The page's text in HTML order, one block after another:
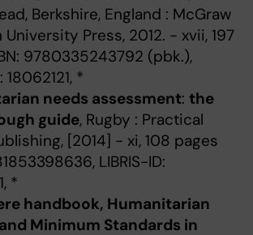
Berkshire, England : McGraw
University Press, 2012. - xvii, 197
9780335243792 (pbk.),
18062121, *
needs assessment: the
guide, Rugby : Practical
[2014] - xi, 108 pages
LIBRIS-ID:
*
handbook, Humanitarian
Minimum Standards in